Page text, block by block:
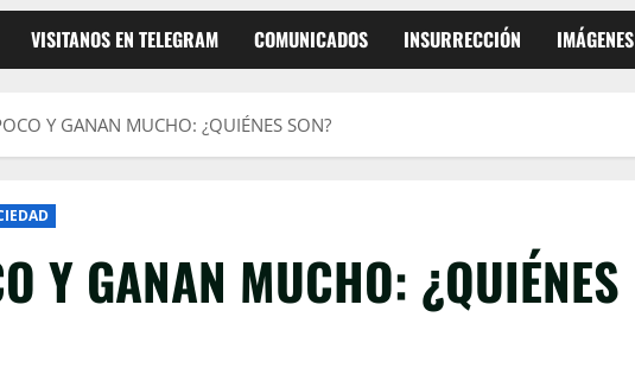
VISITANOS EN TELEGRAM COMUNICADOS INSURRECCIÓN IMÁGENES
Y GANAN MUCHO: ¿QUIÉNES SON?
Y GANAN MUCHO: ¿QUIÉNES